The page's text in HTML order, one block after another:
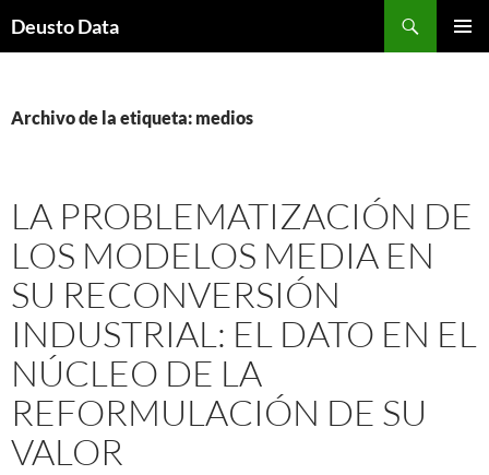
Deusto Data
Archivo de la etiqueta: medios
LA PROBLEMATIZACIÓN DE
LOS MODELOS MEDIA EN
SU RECONVERSIÓN
INDUSTRIAL: EL DATO EN EL
NÚCLEO DE LA
REFORMULACIÓN DE SU
VALOR